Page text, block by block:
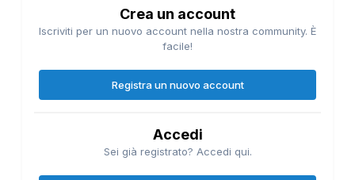
Crea un account
Iscriviti per un nuovo account nella nostra community. È
facile!
Registra un nuovo account
Accedi
Sei già registrato? Accedi qui.